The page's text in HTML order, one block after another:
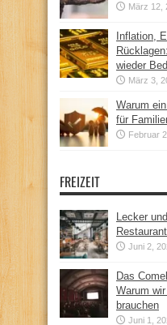
März 12,
Inflation,
wieder
März 3,
Warum
für
Februar
FREIZEIT
Lecker
Juni 2,
Das
Warum
brauchen
Juni 1,